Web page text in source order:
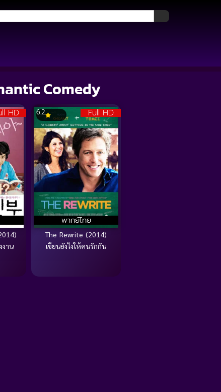
Comedy
HD
าน
Full HD
พากย์ไทย
6.2
The Rewrite (2014)
เขียนยังไงให้คนรักกัน